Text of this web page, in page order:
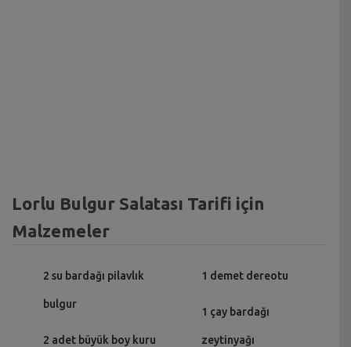
Lorlu Bulgur Salatası Tarifi için
Malzemeler
2 su bardağı pilavlık
bulgur
2 adet büyük boy kuru
1 demet dereotu
1 çay bardağı
zeytinyağı